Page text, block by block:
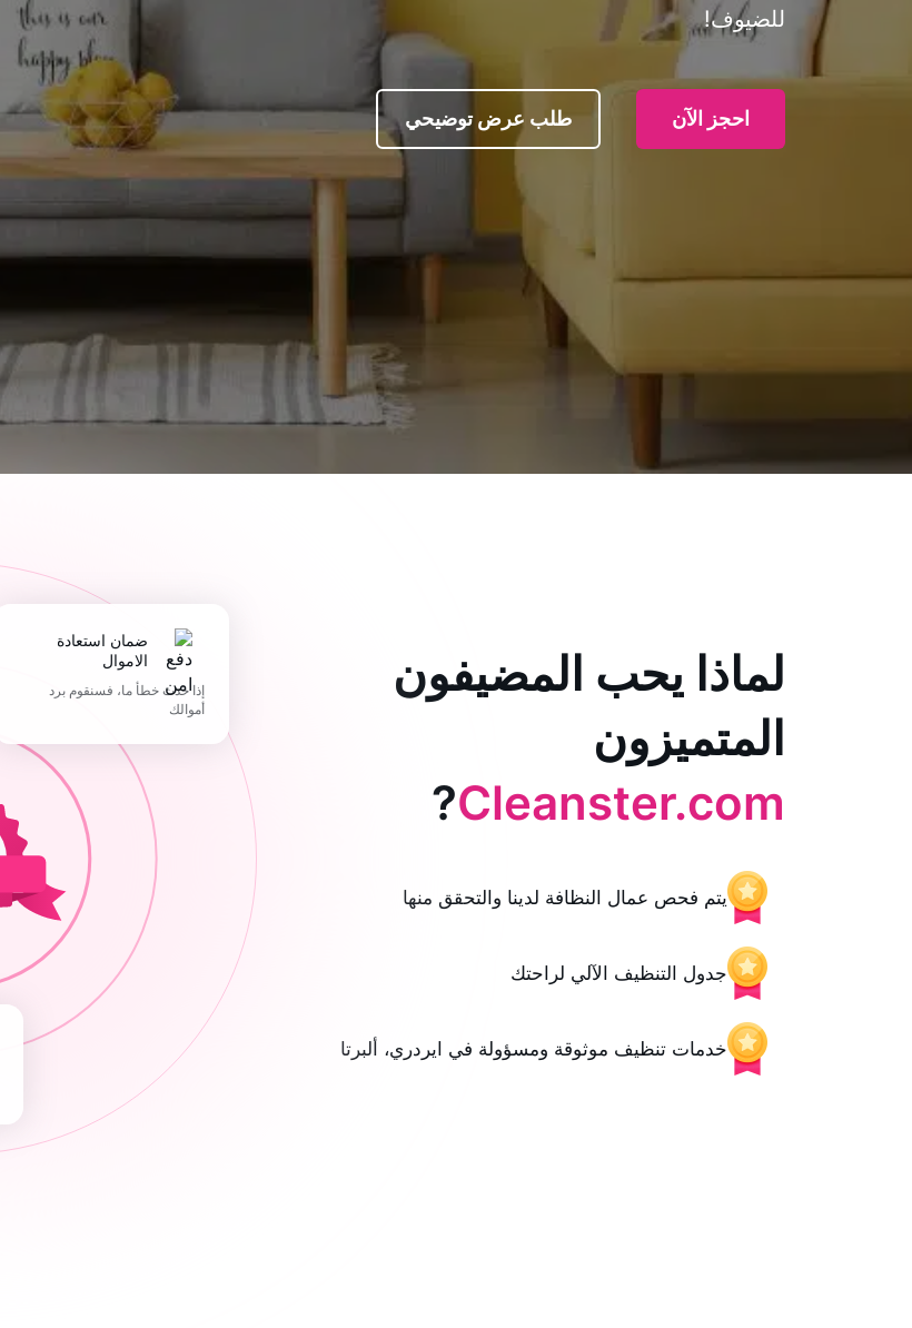
للضيوف!
احجز الآن طلب عرض توضيحي
لماذا يحب المضيفون
المتميزون
Cleanster.com
?
يتم فحص عمال النظافة لدينا والتحقق منها
جدول التنظيف الآلي لراحتك
خدمات تنظيف موثوقة ومسؤولة في ايردري، ألبرتا
ضمان استعادة
الاموال
إذا حدث خطأ ما، فسنقوم برد
أموالك